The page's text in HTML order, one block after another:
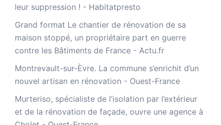
leur suppression ! - Habitatpresto
Grand format Le chantier de rénovation de sa
maison stoppé, un propriétaire part en guerre
contre les Bâtiments de France - Actu.fr
Montrevault-sur-Èvre. La commune s’enrichit d’un
nouvel artisan en rénovation - Ouest-France
Murteriso, spécialiste de l’isolation par l’extérieur
et de la rénovation de façade, ouvre une agence à